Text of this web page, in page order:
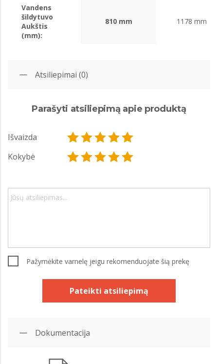
Vandens
šildytuvo
Aukštis
(mm):
810 mm 1178 mm
Atsiliepimai (0)
Parašyti atsiliepimą apie produktą
Išvaizda
Kokybė
Pažymėkite varnelę jeigu rekomenduojate šią prekę
Pateikti atsiliepimą
Dokumentacija